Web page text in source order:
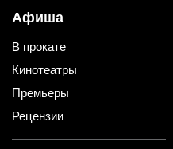
Афиша
В прокате
Кинотеатры
Премьеры
Рецензии